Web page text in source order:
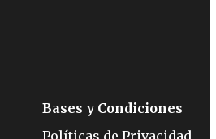
Bases y Condiciones